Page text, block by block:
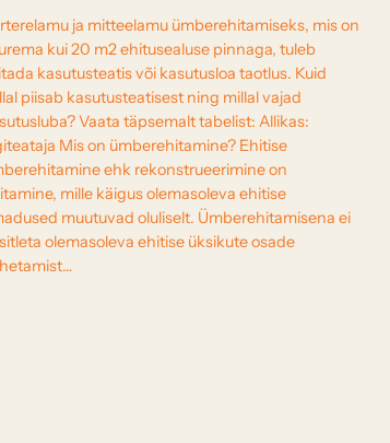
ja mitteelamu ümberehitamiseks, mis on
kui 20 m2 ehitusealuse pinnaga, tuleb
kasutusteatis või kasutusloa taotlus. Kuid
piisab kasutusteatisest ning millal vajad
Vaata täpsemalt tabelist: Allikas:
Mis on ümberehitamine? Ehitise
ehk rekonstrueerimine on
mille käigus olemasoleva ehitise
muutuvad oluliselt. Ümberehitamisena ei
olemasoleva ehitise üksikute osade